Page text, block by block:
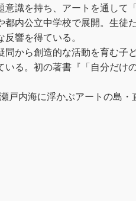
識を持ち、アートを通して
内公立中学校で展開。生徒
響を得ている。
から創造的な活動を育む子
る。初の著書『「自分だけ
戸内海に浮かぶアートの島